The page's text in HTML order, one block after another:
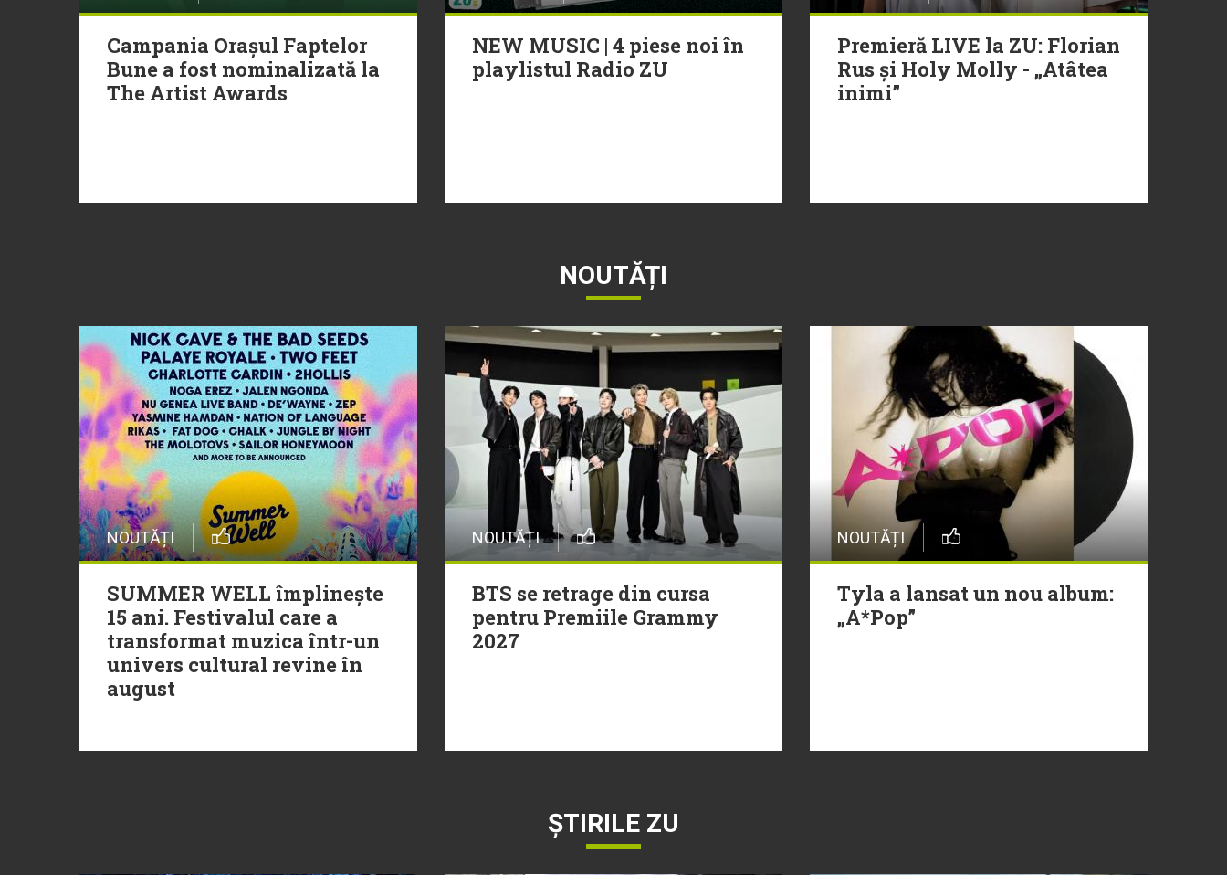
Campania Orașul Faptelor
Bune a fost nominalizată la
The Artist Awards
NEW MUSIC | 4 piese noi în
playlistul Radio ZU
Premieră LIVE la ZU: Florian
Rus și Holy Molly - „Atâtea
inimi”
NOUTĂȚI
NOUTĂȚI
SUMMER WELL împlinește
15 ani. Festivalul care a
transformat muzica într-un
univers cultural revine în
august
NOUTĂȚI
BTS se retrage din cursa
pentru Premiile Grammy
2027
NOUTĂȚI
Tyla a lansat un nou album:
„A*Pop”
ȘTIRILE ZU